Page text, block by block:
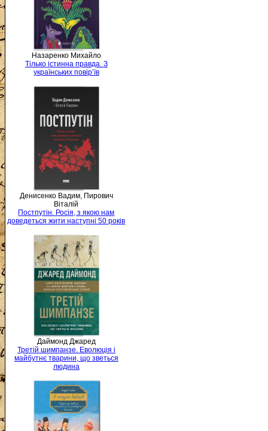
Назаренко Михайло
Тілько істинна правда. З
українських повір’їв
Денисенко Вадим, Пирович
Віталій
Постпутін. Росія, з якою нам
доведеться жити наступні 50 років
Даймонд Джаред
Третій шимпанзе. Еволюція і
майбутнє тварини, що зветься
людина